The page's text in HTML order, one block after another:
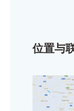
位置与